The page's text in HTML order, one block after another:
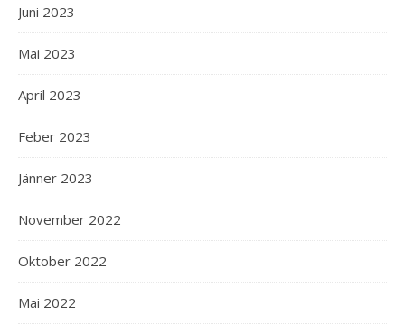
Juni 2023
Mai 2023
April 2023
Feber 2023
Jänner 2023
November 2022
Oktober 2022
Mai 2022